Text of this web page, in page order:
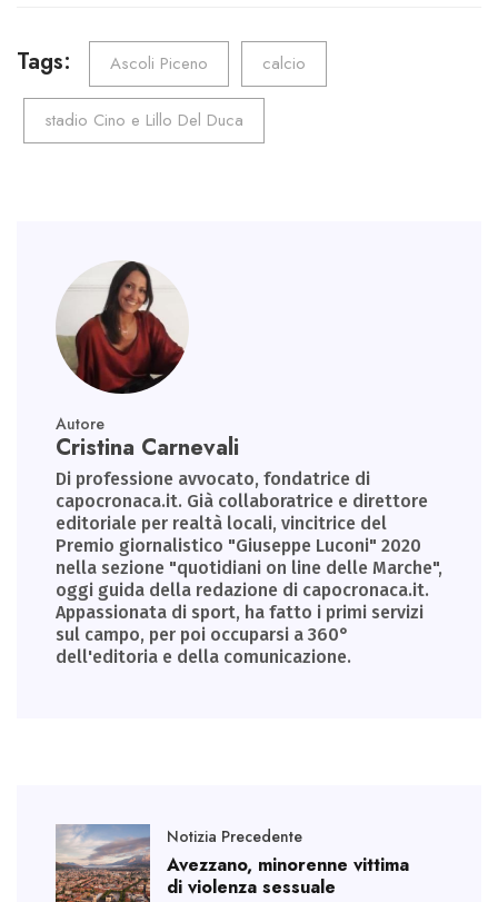
o
ok
tt
er
aile
dI
n
ts
p
p
gr
a
m
Tags: Ascoli Piceno calcio
stadio Cino e Lillo Del Duca
Autore
Cristina Carnevali
Di professione avvocato, fondatrice di
capocronaca.it. Già collaboratrice e direttore
editoriale per realtà locali, vincitrice del
Premio giornalistico "Giuseppe Luconi" 2020
nella sezione "quotidiani on line delle Marche",
oggi guida della redazione di capocronaca.it.
Appassionata di sport, ha fatto i primi servizi
sul campo, per poi occuparsi a 360°
dell'editoria e della comunicazione.
Notizia Precedente
Avezzano, minorenne vittima
di violenza sessuale